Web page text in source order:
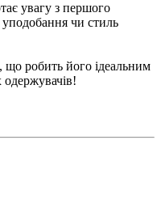
увагу з першого
уподобання чи стиль
що робить його ідеальним
одержувачів!